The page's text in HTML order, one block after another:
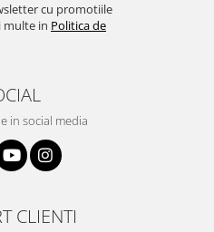
cu promotiile
multe in Politica de
in social media
CLIENTI